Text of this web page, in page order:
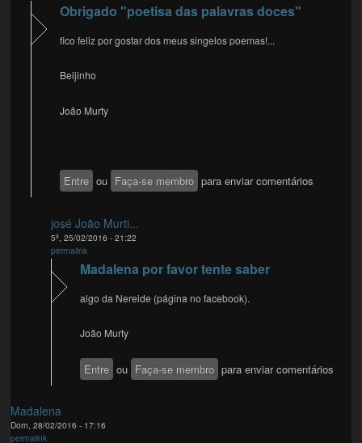
Obrigado "poetisa das palavras doces"
fico feliz por gostar dos meus singelos poemas!...
Beijinho
João Murty
Entre ou Faça-se membro para enviar comentários
josé João Murti...
5ª, 25/02/2016 - 21:22
permalink
Madalena por favor tente saber
algo da Nereide (página no facebook).
João Murty
Entre ou Faça-se membro para enviar comentários
Madalena
Dom, 28/02/2016 - 17:16
permalink